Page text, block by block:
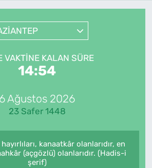
VAKTINE KALAN SÜRE
14:54
6 Ağustos 2026
23 Safer 1448
kanaatkâr olanlarıdır, en
(açgözlü) olanlarıdır. (Hadis-i
şerif)
Grup Puan Durumu ve Fikstür
Haberleri